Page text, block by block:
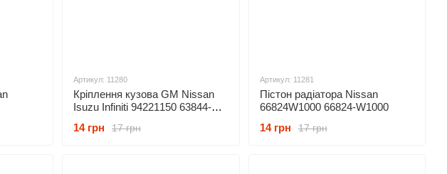
Артикул: 11280
Кріплення кузова GM Nissan
Isuzu Infiniti 94221150 63844-
150-08942211500
17 грн
14 грн
Артикул: 11281
Пістон радіатора Nissan
66824W1000 66824-W1000
17 грн
14 грн